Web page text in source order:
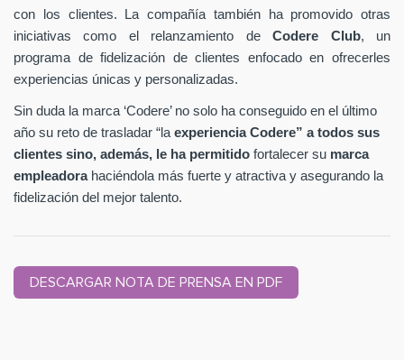
con los clientes. La compañía también ha promovido otras
iniciativas como el relanzamiento deCodere Club, un
programa de fidelización de clientes enfocado en ofrecerles
experiencias únicas y personalizadas.
Sin duda la marca ‘Codere’ no solo ha conseguido en el último
año su reto de trasladar “la experiencia Codere” a todos sus
clientes sino, además, le ha permitido fortalecer su marca
empleadorahaciéndola más fuerte y atractiva y asegurando la
fidelización del mejor talento.
DESCARGAR NOTA DE PRENSA EN PDF